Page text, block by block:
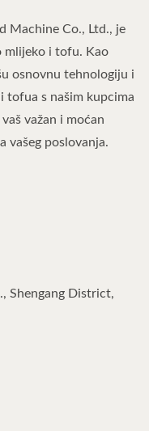
Machine Co., Ltd., je
mlijeko i tofu. Kao
osnovnu tehnologiju i
tofua s našim kupcima
važan i moćan
vašeg poslovanja.
Shengang District,